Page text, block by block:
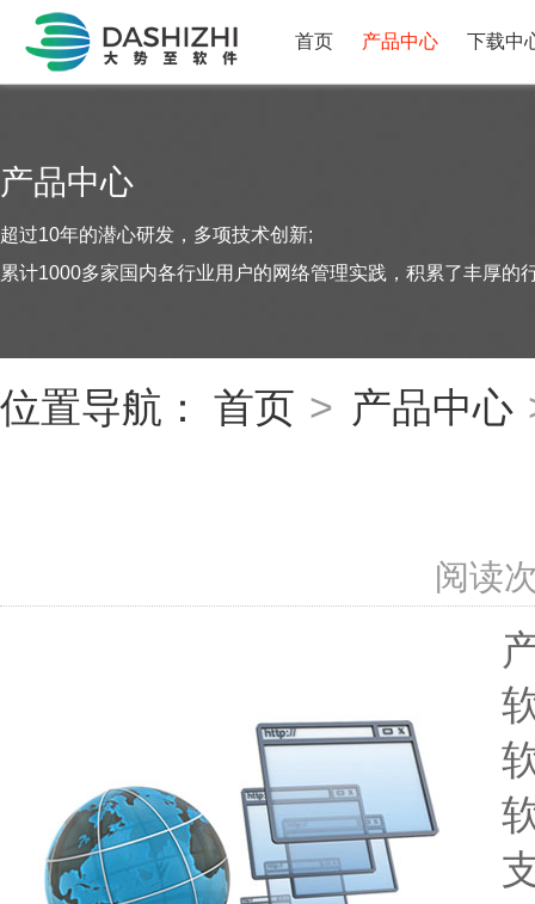
首页 产品中心 下载中
产品中心
超过10年的潜心研发，多项技术创新;
累计1000多家国内各行业用户的网络管理实践，积累了丰厚的
位置导航： 首页 > 产品中心
阅读